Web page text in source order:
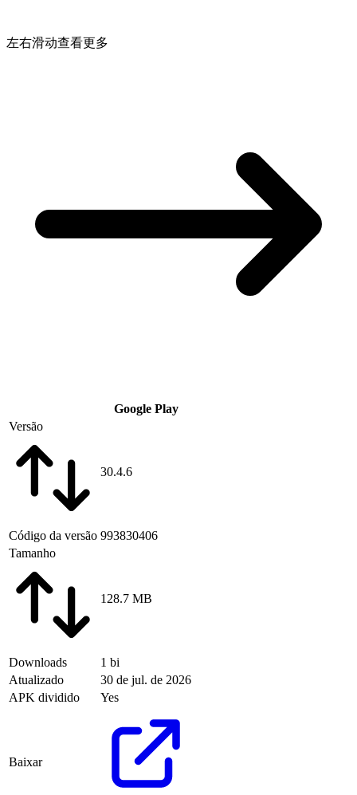
左右滑动查看更多
Google Play
Versão
30.4.6
Código da versão 993830406
Tamanho
128.7 MB
Downloads
1 bi
Atualizado
30 de jul. de 2026
APK dividido
Yes
Baixar